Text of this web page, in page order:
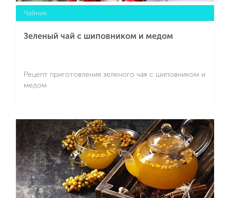
Чайник
Зеленый чай с шиповником и медом
Рецепт приготовления зеленого чая с шиповником и
медом
Подробнее